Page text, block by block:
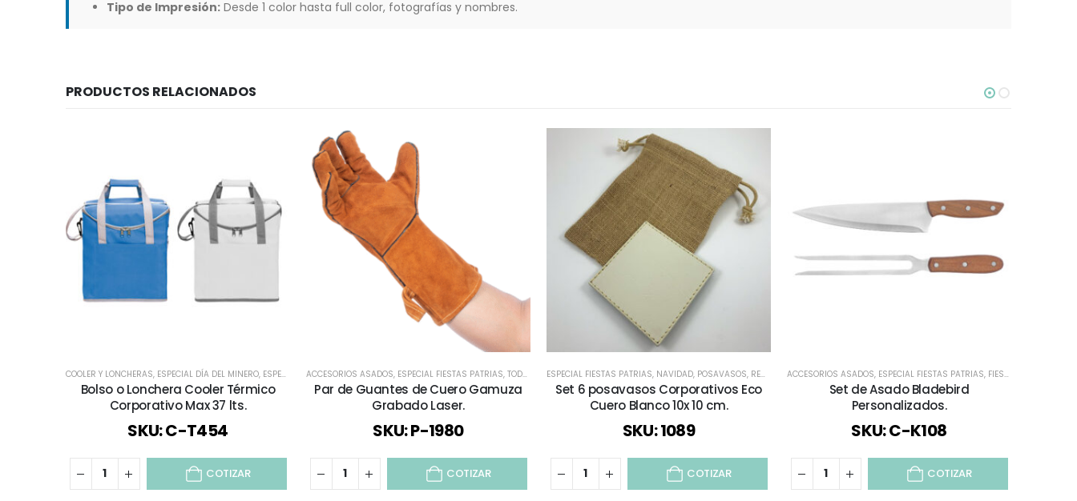
Tipo de Impresión: Desde 1 color hasta full color, fotografías y nombres.
PRODUCTOS RELACIONADOS
COOLER Y LONCHERAS, ESPECIAL DÍA DEL MINERO, ESPECIAL FIESTAS PATRIAS ,MOCHILAS Y BOLSOS,REGALOS DÍA DEL PADRE,REGALOS FIESTAS PATRIAS,TODOS
Bolso o Lonchera Cooler Térmico
Corporativo Max 37 lts.
SKU: C-T454
COTIZAR
ACCESORIOS ASADOS, ESPECIAL FIESTAS PATRIAS, TODOS
Par de Guantes de Cuero Gamuza
Grabado Laser.
SKU: P-1980
COTIZAR
ESPECIAL FIESTAS PATRIAS, NAVIDAD, POSAVASOS, REGALOS FIESTAS PATRIAS ,TODOS
Set 6 posavasos Corporativos Eco
Cuero Blanco 10x 10 cm.
SKU: 1089
COTIZAR
ACCESORIOS ASADOS, ESPECIAL FIESTAS PATRIAS, FIESTAS
Set de Asado Bladebird
Personalizados.
SKU: C-K108
COTIZAR